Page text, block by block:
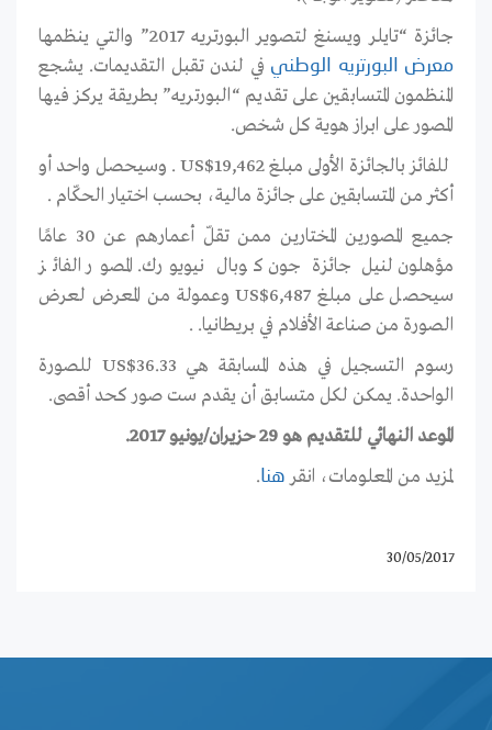
جائزة “تايلر ويسنغ لتصوير البورتريه 2017” والتي ينظمها
معرض البورتريه الوطني في لندن تقبل التقديمات. يشجع
المنظمون المتسابقين على تقديم “البورتريه” بطريقة يركز فيها
المصور على ابراز هوية كل شخص.
للفائز بالجائزة الأولى مبلغ US$19,462 . وسيحصل واحد أو
أكثر من المتسابقين على جائزة مالية، بحسب اختيار الحكّام .
جميع المصورين المختارين ممن تقلّ أعمارهم عن 30 عامًا
مؤهلون لنيل جائزة جون كوبال نيويورك. المصور الفائز
سيحصل على مبلغ US$6,487 وعمولة من المعرض لعرض
الصورة من صناعة الأفلام في بريطانيا. .
رسوم التسجيل في هذه المسابقة هي US$36.33 للصورة
الواحدة. يمكن لكل متسابق أن يقدم ست صور كحد أقصى.
الموعد النهائي للتقديم هو 29 حزيران/يونيو 2017.
لمزيد من المعلومات، انقر هنا.
30/05/2017